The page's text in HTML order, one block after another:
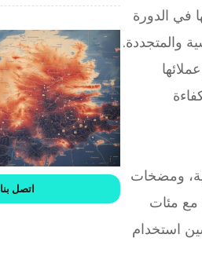
في الدورة
ومضخات
مع مئات
استخدام
اتصل بنا